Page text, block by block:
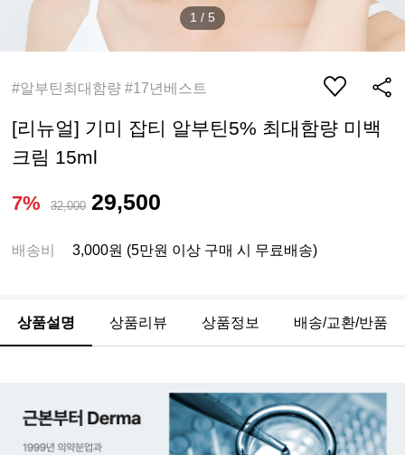
1 / 5
#알부틴최대함량 #17년베스트
[리뉴얼] 기미 잡티 알부틴5% 최대함량 미백
크림 15ml
7% 32,000 29,500
배송비 3,000원 (5만원 이상 구매 시 무료배송)
상품설명 상품리뷰 상품정보 배송/교환/반품